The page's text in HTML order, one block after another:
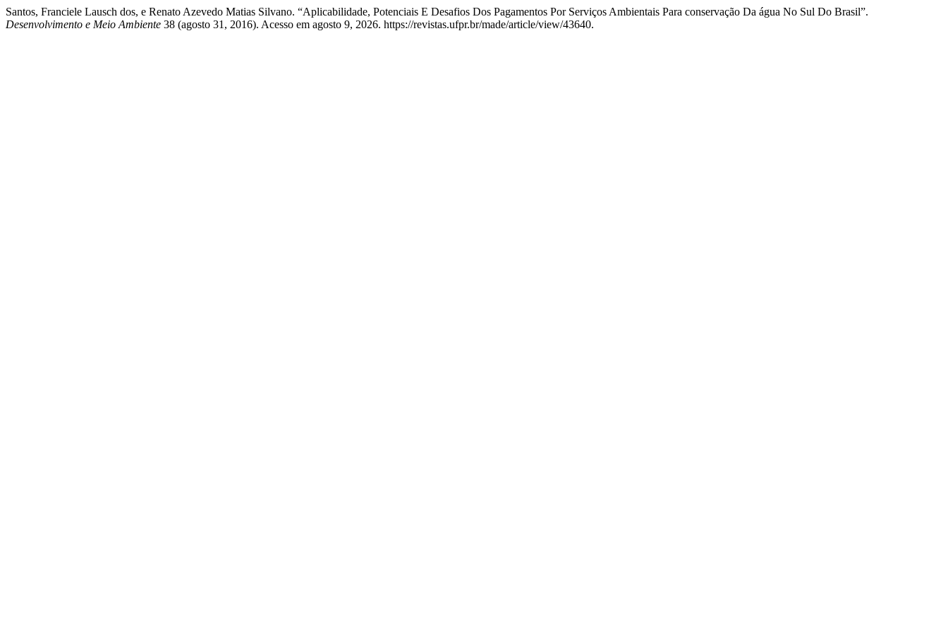
Santos, Franciele Lausch dos, e Renato Azevedo Matias Silvano. “Aplicabilidade, Potenciais E Desafios Dos Pagamentos Por Serviços Ambientais Para conservação Da água No Sul Do Brasil”.
Desenvolvimento e Meio Ambiente 38 (agosto 31, 2016). Acesso em agosto 9, 2026. https://revistas.ufpr.br/made/article/view/43640.